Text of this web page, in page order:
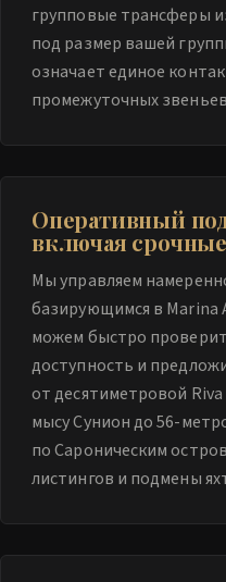
групповые трансферы
под размер вашей
означает единое
промежуточных
Оперативный
включая
Мы управляем
базирующимся в Marina
можем быстро
доступность и
от десятиметровой Riva
мысу Сунион до 56-
по Сароническим
листингов и подмены